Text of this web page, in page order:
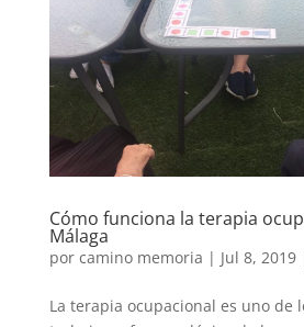
Cómo funciona la terapia
Málaga
por camino memoria | Jul 8, 2019
La terapia ocupacional es uno de